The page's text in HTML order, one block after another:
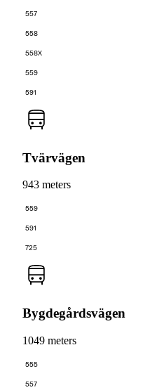
557
558
558X
559
591
Tvärvägen
943 meters
559
591
725
Bygdegårdsvägen
1049 meters
555
557